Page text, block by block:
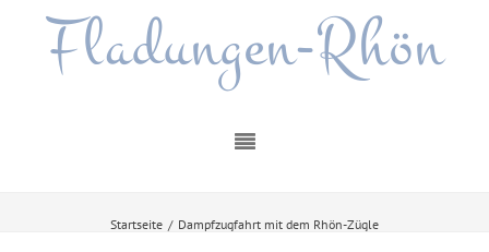
Fladungen-Rhön
Startseite / Dampfzugfahrt mit dem Rhön-Zügle